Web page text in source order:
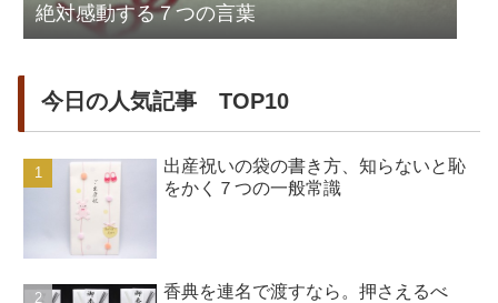
絶対感動する７つの言葉
今日の人気記事 TOP10
出産祝いの袋の書き方、知らないと恥
をかく７つの一般常識
香典を連名で渡すなら。押さえるべ